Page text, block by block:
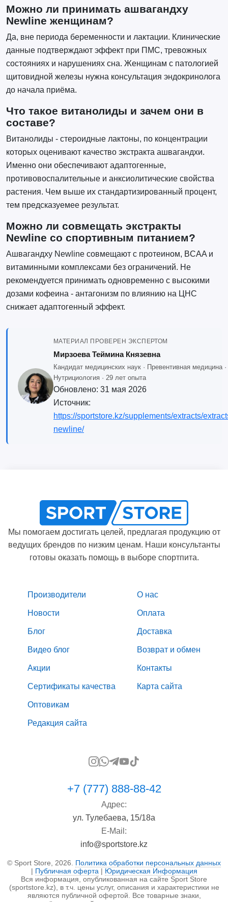
Можно ли принимать ашвагандху
Newline женщинам?
Да, вне периода беременности и лактации. Клинические
данные подтверждают эффект при ПМС, тревожных
состояниях и нарушениях сна. Женщинам с патологией
щитовидной железы нужна консультация эндокринолога
до начала приёма.
Что такое витанолиды и зачем они в
составе?
Витанолиды - стероидные лактоны, по концентрации
которых оценивают качество экстракта ашвагандхи.
Именно они обеспечивают адаптогенные,
противовоспалительные и анксиолитические свойства
растения. Чем выше их стандартизированный процент,
тем предсказуемее результат.
Можно ли совмещать экстракты
Newline со спортивным питанием?
Ашвагандху Newline совмещают с протеином, BCAA и
витаминными комплексами без ограничений. Не
рекомендуется принимать одновременно с высокими
дозами кофеина - антагонизм по влиянию на ЦНС
снижает адаптогенный эффект.
МАТЕРИАЛ ПРОВЕРЕН ЭКСПЕРТОМ
Мирзоева Теймина Князевна
Кандидат медицинских наук · Превентивная медицина ·
Нутрициология · 29 лет опыта
Обновлено: 31 мая 2026
Источник:
https://sportstore.kz/supplements/extracts/
newline/
Мы помогаем достигать целей, предлагая продукцию от
ведущих брендов по низким ценам. Наши консультанты
готовы оказать помощь в выборе спортпита.
Производители
Новости
Блог
Видео блог
Акции
Сертификаты качества
Оптовикам
Редакция сайта
О нас
Оплата
Доставка
Возврат и обмен
Контакты
Карта сайта
+7 (777) 888-88-42
Адрес:
ул. Тулебаева, 15/18а
E-Mail:
info@sportstore.kz
© Sport Store, 2026. Политика обработки персональных данных
| Публичная оферта | Юридическая Информация
Вся информация, опубликованная на сайте Sport Store
(sportstore.kz), в т.ч. цены услуг, описания и характеристики не
являются публичной офертой. Все товарные знаки,